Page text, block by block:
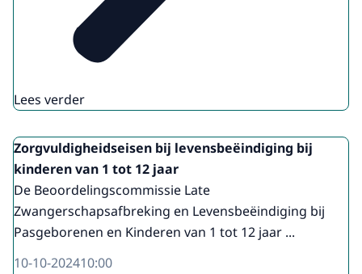
Lees verder
Zorgvuldigheidseisen bij levensbeëindiging bij
kinderen van 1 tot 12 jaar
De Beoordelingscommissie Late
Zwangerschapsafbreking en Levensbeëindiging bij
Pasgeborenen en Kinderen van 1 tot 12 jaar ...
10-10-202410:00